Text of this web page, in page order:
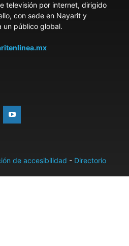
televisión por internet, dirigido
con sede en Nayarit y
un público global.
de accesibilidad - Directorio